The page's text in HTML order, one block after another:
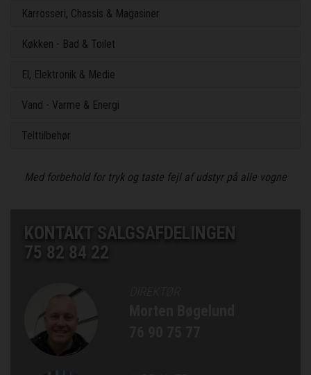
Karrosseri, Chassis & Magasiner
Køkken - Bad & Toilet
El, Elektronik & Medie
Vand - Varme & Energi
Telttilbehør
Med forbehold for tryk og taste fejl af udstyr på alle vogne
KONTAKT SALGSAFDELINGEN
75 82 84 22